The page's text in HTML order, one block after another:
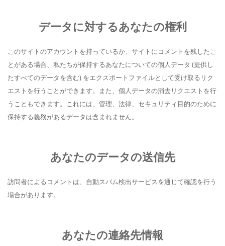
データに対するあなたの権利
このサイトのアカウントを持っているか、サイトにコメントを残したこ
とがある場合、私たちが保持するあなたについての個人データ (提供し
たすべてのデータを含む) をエクスポートファイルとして受け取るリク
エストを行うことができます。また、個人データの消去リクエストを行
うこともできます。これには、管理、法律、セキュリティ目的のために
保持する義務があるデータは含まれません。
あなたのデータの送信先
訪問者によるコメントは、自動スパム検出サービスを通じて確認を行う
場合があります。
あなたの連絡先情報